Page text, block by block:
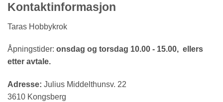
Kontaktinformasjon
Taras Hobbykrok
Åpningstider: onsdag og torsdag 10.00 - 15.00, ellers
etter avtale.
Adresse: Julius Middelthunsv. 22
3610 Kongsberg